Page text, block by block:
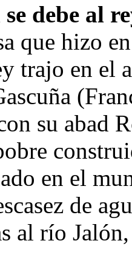
debe al
que hizo
trajo en el
su abad
en el
de
al río